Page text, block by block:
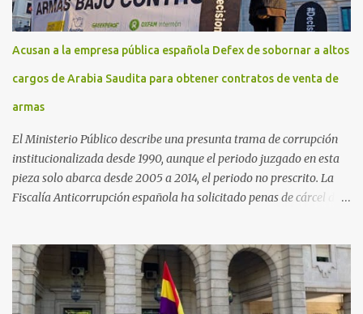
Acusan a la empresa pública española Defex de sobornar a altos
cargos de Arabia Saudita para obtener contratos de venta de
armas
El Ministerio Público describe una presunta trama de corrupción
institucionalizada desde 1990, aunque el periodo juzgado en esta
pieza solo abarca desde 2005 a 2014, el periodo no prescrito. La
Fiscalía Anticorrupción española ha solicitado penas de cárcel de
Arabia Saudita a través de la empresa pública española Defex,
disuelta. El fiscal Conrado Saiz describe en su escrito de
conclusiones cómo la empresa pública Defex pagó comisiones